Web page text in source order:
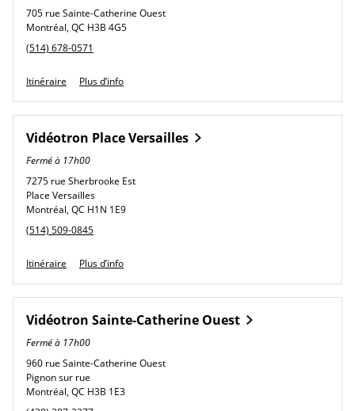
705 rue Sainte-Catherine Ouest
Montréal, QC H3B 4G5
phone
(514) 678-0571
Itinéraire Link Opens in New Tab
Plus d’info
Vidéotron Place Versailles
Fermé à 17h00
7275 rue Sherbrooke Est
Place Versailles
Montréal, QC H1N 1E9
phone
(514) 509-0845
Itinéraire Link Opens in New Tab
Plus d’info
Vidéotron Sainte-Catherine Ouest
Fermé à 17h00
960 rue Sainte-Catherine Ouest
Pignon sur rue
Montréal, QC H3B 1E3